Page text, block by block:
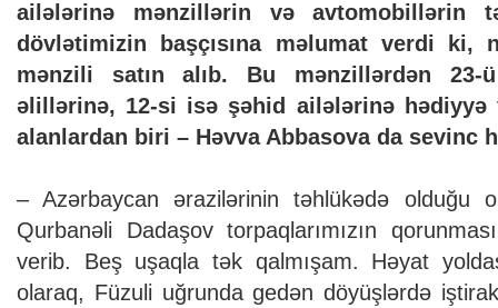
ailələrinə mənzillərin və avtomobillərin
dövlətimizin başçısına məlumat verdi ki,
mənzili satın alıb. Bu mənzillərdən 23-
əlillərinə, 12-si isə şəhid ailələrinə hədiyyə
alanlardan biri – Həvva Abbasova da
– Azərbaycan ərazilərinin təhlükədə olduğu
Qurbanəli Dadaşov torpaqlarımızın
verib. Beş uşaqla tək qalmışam. Həyat
olaraq, Füzuli uğrunda gedən döyüşlərdə